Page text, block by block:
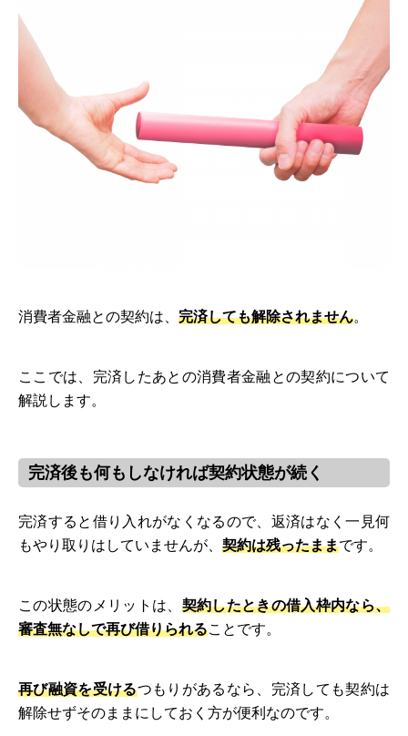
消費者金融との契約は、 完済しても解除されません。
ここでは、完済したあとの消費者金融との契約について
解説します。
完済後も何もしなければ契約状態が続く
完済すると借り入れがなくなるので、返済はなく一見何
もやり取りはしていませんが、 契約は残ったままです。
この状態のメリットは、 契約したときの借入枠内なら、
審査無なしで再び借りられることです。
再び融資を受けるつもりがあるなら、完済しても契約は
解除せずそのままにしておく方が便利なのです。